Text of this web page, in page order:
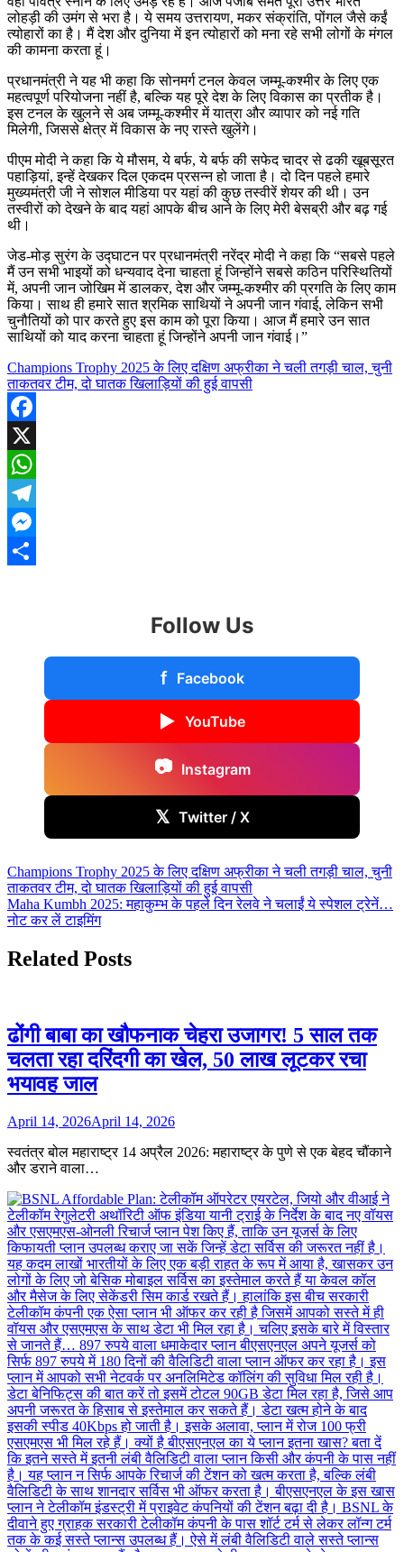
लोहड़ी की उमंग से भरा है। ये समय उत्तरायण, मकर संक्रांति, पोंगल जैसे कईं
त्योहारों का है। मैं देश और दुनिया में इन त्योहारों को मना रहे सभी लोगों के मंगल
की कामना करता हूं।
प्रधानमंत्री ने यह भी कहा कि सोनमर्ग टनल केवल जम्मू-कश्मीर के लिए एक
महत्वपूर्ण परियोजना नहीं है, बल्कि यह पूरे देश के लिए विकास का प्रतीक है।
इस टनल के खुलने से अब जम्मू-कश्मीर में यात्रा और व्यापार को नई गति
मिलेगी, जिससे क्षेत्र में विकास के नए रास्ते खुलेंगे।
पीएम मोदी ने कहा कि ये मौसम, ये बर्फ, ये बर्फ की सफेद चादर से ढकी खूबसूरत
पहाड़ियां, इन्हें देखकर दिल एकदम प्रसन्न हो जाता है। दो दिन पहले हमारे
मुख्यमंत्री जी ने सोशल मीडिया पर यहां की कुछ तस्वीरें शेयर की थी। उन
तस्वीरों को देखने के बाद यहां आपके बीच आने के लिए मेरी बेसब्री और बढ़ गई
थी।
जेड-मोड़ सुरंग के उद्घाटन पर प्रधानमंत्री नरेंद्र मोदी ने कहा कि “सबसे पहले
मैं उन सभी भाइयों को धन्यवाद देना चाहता हूं जिन्होंने सबसे कठिन परिस्थितियों
में, अपनी जान जोखिम में डालकर, देश और जम्मू-कश्मीर की प्रगति के लिए काम
किया। साथ ही हमारे सात श्रमिक साथियों ने अपनी जान गंवाई, लेकिन सभी
चुनौतियों को पार करते हुए इस काम को पूरा किया। आज मैं हमारे उन सात
साथियों को याद करना चाहता हूं जिन्होंने अपनी जान गंवाई।”
Champions Trophy 2025 के लिए दक्षिण अफ्रीका ने चली तगड़ी चाल, चुनी
ताकतवर टीम, दो घातक खिलाड़ियों की हुई वापसी
Facebook
X
WhatsApp
Telegram
Messenger
Follow Us
f Facebook
▶ YouTube
📷 Instagram
𝕏 Twitter / X
Post
navigation
Champions Trophy 2025 के लिए दक्षिण अफ्रीका ने चली तगड़ी चाल, चुनी
ताकतवर टीम, दो घातक खिलाड़ियों की हुई वापसी
Maha Kumbh 2025: महाकुम्भ के पहले दिन रेलवे ने चलाईं ये स्पेशल ट्रेनें…
नोट कर लें टाइमिंग
Related Posts
ढोंगी बाबा का खौफनाक चेहरा उजागर! 5 साल तक
चलता रहा दरिंदगी का खेल, 50 लाख लूटकर रचा
भयावह जाल
April 14, 2026April 14, 2026
स्वतंत्र बोल महाराष्ट्र 14 अप्रैल 2026: महाराष्ट्र के पुणे से एक बेहद चौंकाने
और डराने वाला…